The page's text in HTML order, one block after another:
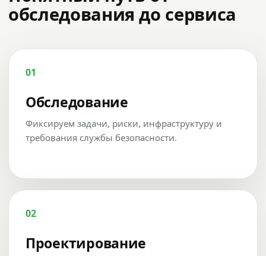
обследования до сервиса
01
Обследование
Фиксируем задачи, риски, инфраструктуру и
требования службы безопасности.
02
Проектирование